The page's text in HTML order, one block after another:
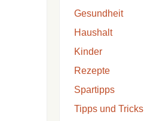
Gesundheit
Haushalt
Kinder
Rezepte
Spartipps
Tipps und Tricks